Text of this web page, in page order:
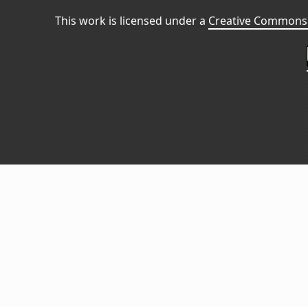
This work is licensed under a Creative